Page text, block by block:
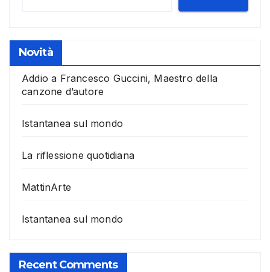
Novità
Addio a Francesco Guccini, Maestro della
canzone d’autore
Istantanea sul mondo
La riflessione quotidiana
MattinArte
Istantanea sul mondo
Recent Comments